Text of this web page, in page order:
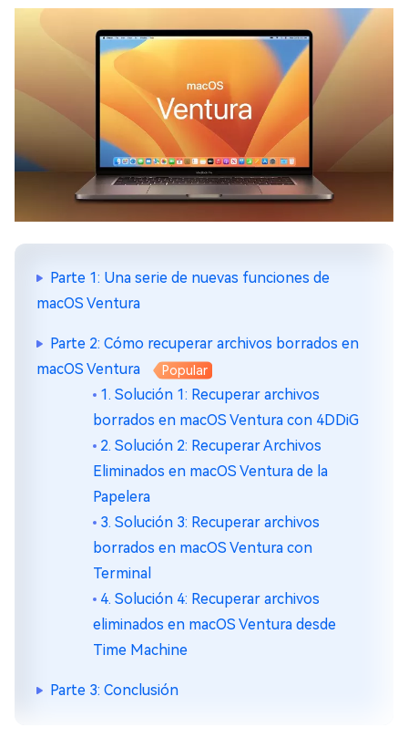
Parte 1: Una serie de nuevas funciones de
macOS Ventura
Parte 2: Cómo recuperar archivos borrados en
macOS Ventura
Popular
1. Solución 1: Recuperar archivos
borrados en macOS Ventura con 4DDiG
2. Solución 2: Recuperar Archivos
Eliminados en macOS Ventura de la
Papelera
3. Solución 3: Recuperar archivos
borrados en macOS Ventura con
Terminal
4. Solución 4: Recuperar archivos
eliminados en macOS Ventura desde
Time Machine
Parte 3: Conclusión